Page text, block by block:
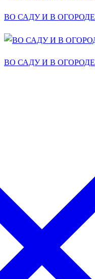
ВО САДУ И В ОГОРОДЕ
ВО САДУ И В ОГОРОДЕ